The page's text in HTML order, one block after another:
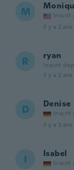
M Inscrit
il y a 2 ans
R ryan
Inscrit
il y a 2 ans
D Denise
Inscrit
il y a 3 ans
I Isabel
Inscrit